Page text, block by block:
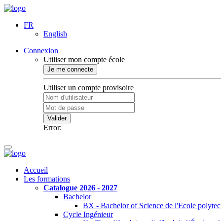
FR
English
Connexion
Utiliser mon compte école
Je me connecte
Utiliser un compte provisoire
Valider
Error:
Accueil
Les formations
Catalogue 2026 - 2027
Bachelor
BX - Bachelor of Science de l'Ecole
Cycle Ingénieur